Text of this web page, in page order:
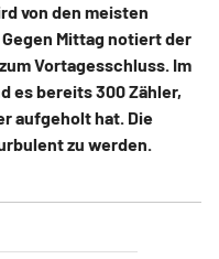
von den meisten
Mittag notiert der
Vortagesschluss. Im
es bereits 300 Zähler,
aufgeholt hat. Die
zu werden.